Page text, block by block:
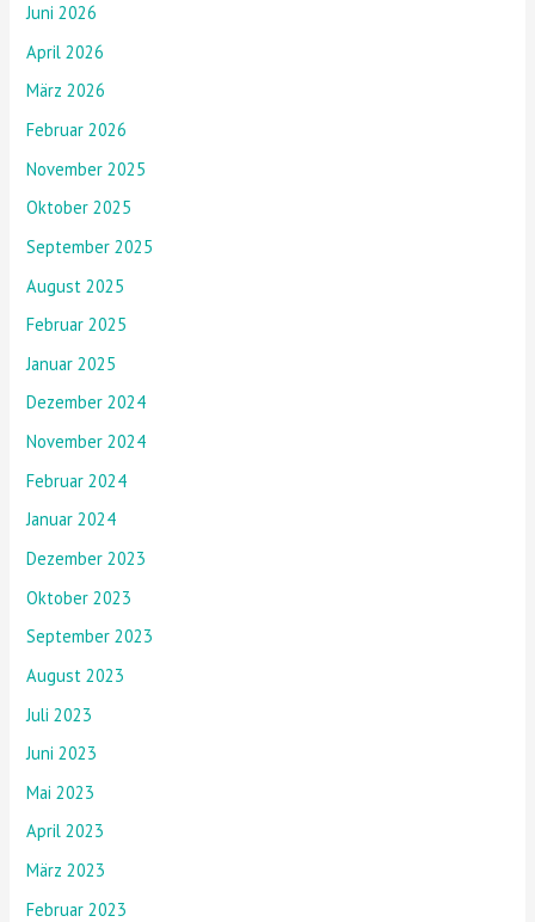
Juni 2026
April 2026
März 2026
Februar 2026
November 2025
Oktober 2025
September 2025
August 2025
Februar 2025
Januar 2025
Dezember 2024
November 2024
Februar 2024
Januar 2024
Dezember 2023
Oktober 2023
September 2023
August 2023
Juli 2023
Juni 2023
Mai 2023
April 2023
März 2023
Februar 2023